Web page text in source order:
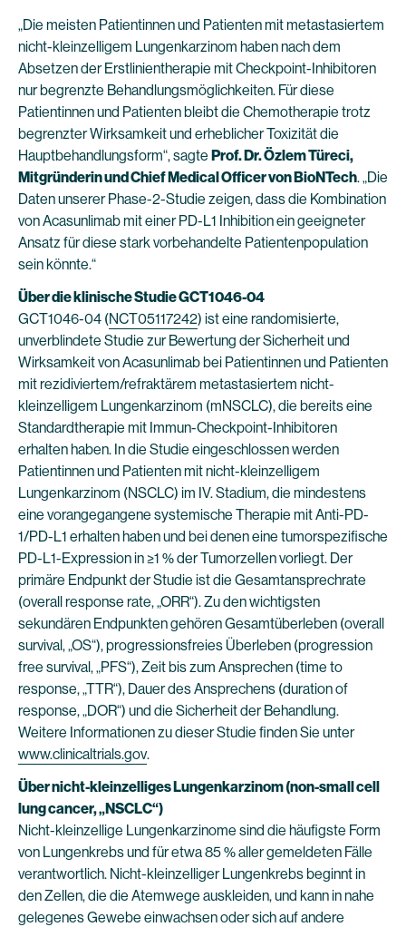
„Die meisten Patientinnen und Patienten mit metastasiertem
nicht-kleinzelligem Lungenkarzinom haben nach dem
Absetzen der Erstlinientherapie mit Checkpoint-Inhibitoren
nur begrenzte Behandlungsmöglichkeiten. Für diese
Patientinnen und Patienten bleibt die Chemotherapie trotz
begrenzter Wirksamkeit und erheblicher Toxizität die
Hauptbehandlungsform“, sagte Prof. Dr. Özlem Türeci,
Mitgründerin und Chief Medical Officer von BioNTech. „Die
Daten unserer Phase-2-Studie zeigen, dass die Kombination
von Acasunlimab mit einer PD-L1 Inhibition ein geeigneter
Ansatz für diese stark vorbehandelte Patientenpopulation
sein könnte.“
Über die klinische Studie GCT1046-04
GCT1046-04 (NCT05117242) ist eine randomisierte,
unverblindete Studie zur Bewertung der Sicherheit und
Wirksamkeit von Acasunlimab bei Patientinnen und Patienten
mit rezidiviertem/refraktärem metastasiertem nicht-
kleinzelligem Lungenkarzinom (mNSCLC), die bereits eine
Standardtherapie mit Immun-Checkpoint-Inhibitoren
erhalten haben. In die Studie eingeschlossen werden
Patientinnen und Patienten mit nicht-kleinzelligem
Lungenkarzinom (NSCLC) im IV. Stadium, die mindestens
eine vorangegangene systemische Therapie mit Anti-PD-
1/PD-L1 erhalten haben und bei denen eine tumorspezifische
PD-L1-Expression in ≥1 % der Tumorzellen vorliegt. Der
primäre Endpunkt der Studie ist die Gesamtansprechrate
(overall response rate, „ORR“). Zu den wichtigsten
sekundären Endpunkten gehören Gesamtüberleben (overall
survival, „OS“), progressionsfreies Überleben (progression
free survival, „PFS“), Zeit bis zum Ansprechen (time to
response, „TTR“), Dauer des Ansprechens (duration of
response, „DOR“) und die Sicherheit der Behandlung.
Weitere Informationen zu dieser Studie finden Sie unter
www.clinicaltrials.gov.
Über nicht-kleinzelliges Lungenkarzinom (non-small cell
lung cancer, „NSCLC“)
Nicht-kleinzellige Lungenkarzinome sind die häufigste Form
von Lungenkrebs und für etwa 85 % aller gemeldeten Fälle
verantwortlich. Nicht-kleinzelliger Lungenkrebs beginnt in
den Zellen, die die Atemwege auskleiden, und kann in nahe
gelegenes Gewebe einwachsen oder sich auf andere